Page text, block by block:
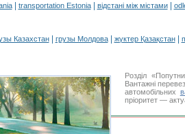
| transportation Estonia| відстані між містами|
Казахстан| грузы Молдова| жүктер Қазақстан|
Розділ
Вантажні
автомобільних
пріоритет —